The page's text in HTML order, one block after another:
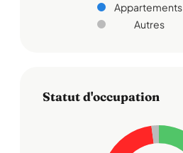
Appartements
Autres
Statut d'occupation